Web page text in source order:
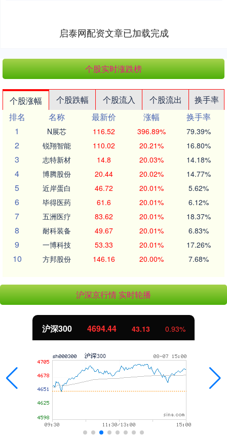
启泰网配资文章已加载完成
个股实时涨跌榜
个股涨幅 个股跌幅 个股流入 个股流出
换手率
排名
名称 最新价 涨幅
换手率
1
N展芯 116.52 396.89% 79.39%
2 锐翔智能 110.02 20.21% 16.80%
3 志特新材 14.8 20.03% 14.18%
4 博腾股份 20.44 20.02% 14.77%
5 近岸蛋白 46.72 20.01% 5.62%
6 毕得医药 61.6 20.01% 6.12%
7 五洲医疗 83.62 20.01% 18.37%
8 耐科装备 49.67 20.01% 6.83%
9 一博科技 53.33 20.01% 17.26%
10 方邦股份 146.16 20.00% 7.68%
沪深京行情 实时轮播
沪深300 4694.44 43.13 0.93%